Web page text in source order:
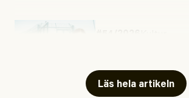
Läs hela artikeln